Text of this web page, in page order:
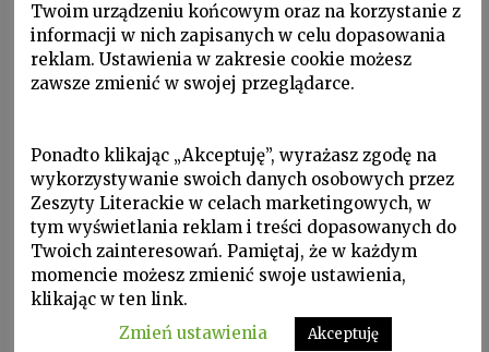
Proza i poezja, W Zeszytach, ZL 2008 nr 2/102
MAREK EDELMAN, Miłość w
W maju 2019 odbyła się premiera filmu „Marek
Edelman… I była miłość w getcie” w reż. Jolanty
Dylewskiej. Pierwodruk opowiadania ukazał się w
„ZL” 102
Twoim urządzeniu końcowym oraz na korzystanie z
informacji w nich zapisanych w celu dopasowania
reklam. Ustawienia w zakresie cookie możesz
zawsze zmienić w swojej przeglądarce.
Ponadto klikając „Akceptuję”, wyrażasz zgodę na
wykorzystywanie swoich danych osobowych przez
Zeszyty Literackie w celach marketingowych, w
tym wyświetlania reklam i treści dopasowanych do
Twoich zainteresowań. Pamiętaj, że w każdym
momencie możesz zmienić swoje ustawienia,
klikając w ten link.
Zmień ustawienia
Akceptuję